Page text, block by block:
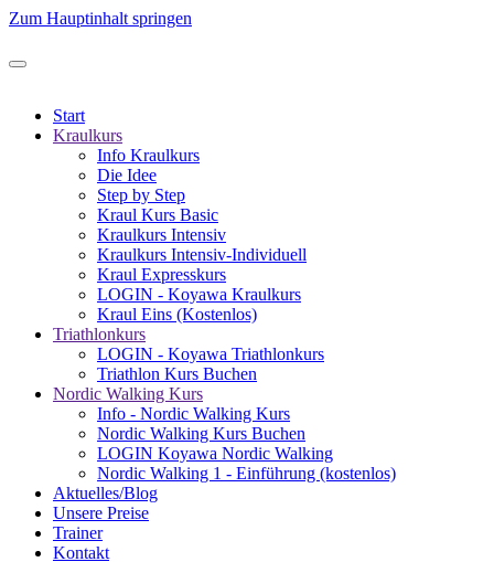
Zum Hauptinhalt springen
Start
Kraulkurs
Info Kraulkurs
Die Idee
Step by Step
Kraul Kurs Basic
Kraulkurs Intensiv
Kraulkurs Intensiv-Individuell
Kraul Expresskurs
LOGIN - Koyawa Kraulkurs
Kraul Eins (Kostenlos)
Triathlonkurs
LOGIN - Koyawa Triathlonkurs
Triathlon Kurs Buchen
Nordic Walking Kurs
Info - Nordic Walking Kurs
Nordic Walking Kurs Buchen
LOGIN Koyawa Nordic Walking
Nordic Walking 1 - Einführung (kostenlos)
Aktuelles/Blog
Unsere Preise
Trainer
Kontakt